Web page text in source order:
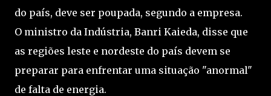
do país, deve ser poupada, segundo a empresa.
O ministro da Indústria, Banri Kaieda, disse que
as regiões leste e nordeste do país devem se
preparar para enfrentar uma situação "anormal"
de falta de energia.